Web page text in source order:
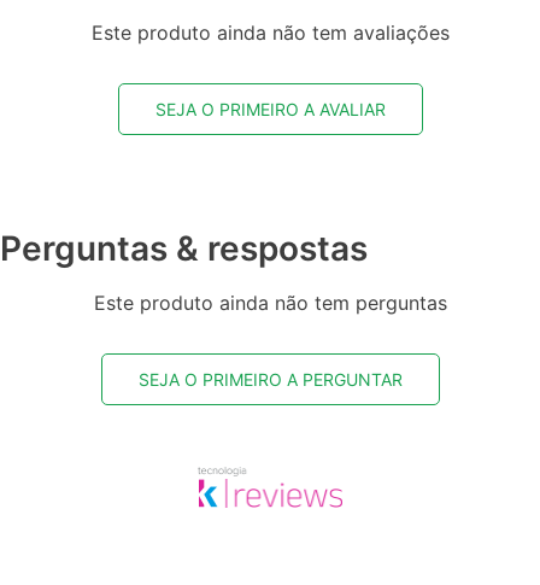
Este produto ainda não tem avaliações
SEJA O PRIMEIRO A AVALIAR
Perguntas & respostas
Este produto ainda não tem perguntas
SEJA O PRIMEIRO A PERGUNTAR